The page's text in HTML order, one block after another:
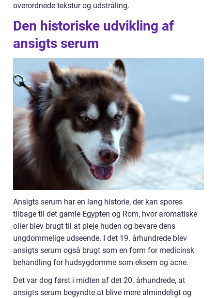
overordnede tekstur og udstråling.
Den historiske udvikling af
ansigts serum
Ansigts serum har en lang historie, der kan spores
tilbage til det gamle Egypten og Rom, hvor aromatiske
olier blev brugt til at pleje huden og bevare dens
ungdommelige udseende. I det 19. århundrede blev
ansigts serum også brugt som en form for medicinsk
behandling for hudsygdomme som eksem og acne.
Det var dog først i midten af det 20. århundrede, at
ansigts serum begyndte at blive mere almindeligt og